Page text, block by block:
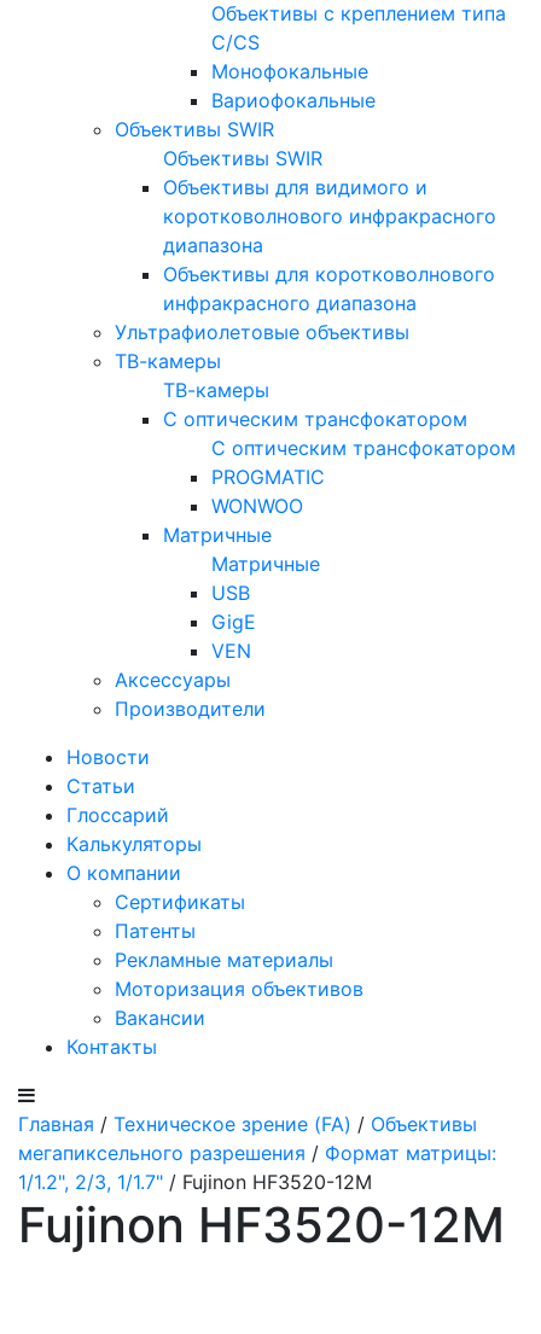
Объективы с креплением типа
C/CS
Монофокальные
Вариофокальные
Объективы SWIR
Объективы SWIR
Объективы для видимого и
коротковолнового инфракрасного
диапазона
Объективы для коротковолнового
инфракрасного диапазона
Ультрафиолетовые объективы
ТВ-камеры
ТВ-камеры
С оптическим трансфокатором
С оптическим трансфокатором
PROGMATIC
WONWOO
Матричные
Матричные
USB
GigE
VEN
Аксессуары
Производители
Новости
Статьи
Глоссарий
Калькуляторы
О компании
Сертификаты
Патенты
Рекламные материалы
Моторизация объективов
Вакансии
Контакты
Главная / Техническое зрение (FA) / Объективы
мегапиксельного разрешения / Формат матрицы:
1/1.2", 2/3, 1/1.7" / Fujinon HF3520-12M
Fujinon HF3520-12M